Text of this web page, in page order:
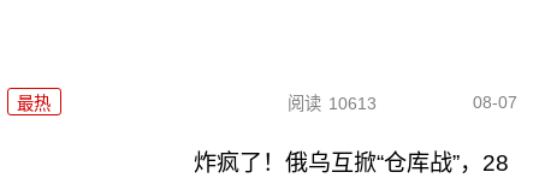
最热 阅读 10613 08-07
炸疯了！俄乌互掀“仓库战”，28